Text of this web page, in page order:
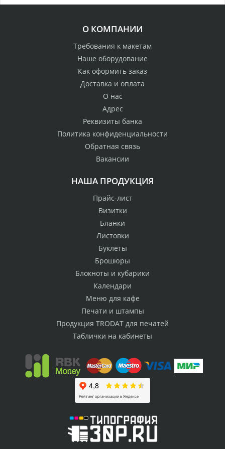
О КОМПАНИИ
Требования к макетам
Наше оборудование
Как оформить заказ
Доставка и оплата
О нас
Адрес
Реквизиты банка
Политика конфиденциальности
Обратная связь
Вакансии
НАША ПРОДУКЦИЯ
Прайс-лист
Визитки
Бланки
Листовки
Буклеты
Брошюры
Блокноты и кубарики
Календари
Меню для кафе
Печати и штампы
Продукция TRODAT для печатей
Таблички на кабинеты